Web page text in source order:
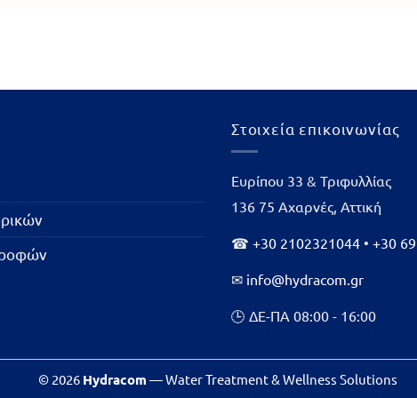
Στοιχεία επικοινωνίας
Ευρίπου 33 & Τριφυλλίας
136 75 Αχαρνές, Αττική
☎ +30 2102321044 • +30
✉ info@hydracom.gr
🕒 ΔΕ-ΠΑ 08:00 - 16:00
© 2026 Hydracom — Water Treatment & Wellness Solutions